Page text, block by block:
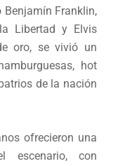
Benjamín Franklin,
Libertad y Elvis
oro, se vivió un
hot
de la nación
ofrecieron una
escenario, con